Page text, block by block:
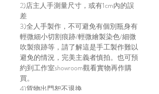
2)店主人手測量尺寸，或有1cm內的誤
差
3)全人手製作，不可避免有個別瓶身有
輕微細小切割痕跡/輕微繪製染色/細微
吹製痕跡等，請了解這是手工製作難以
避免的情況，完美主義者慎拍。也可預
約到工作室showroom觀看實物再作購
買。
4)貨物出門恕不退換